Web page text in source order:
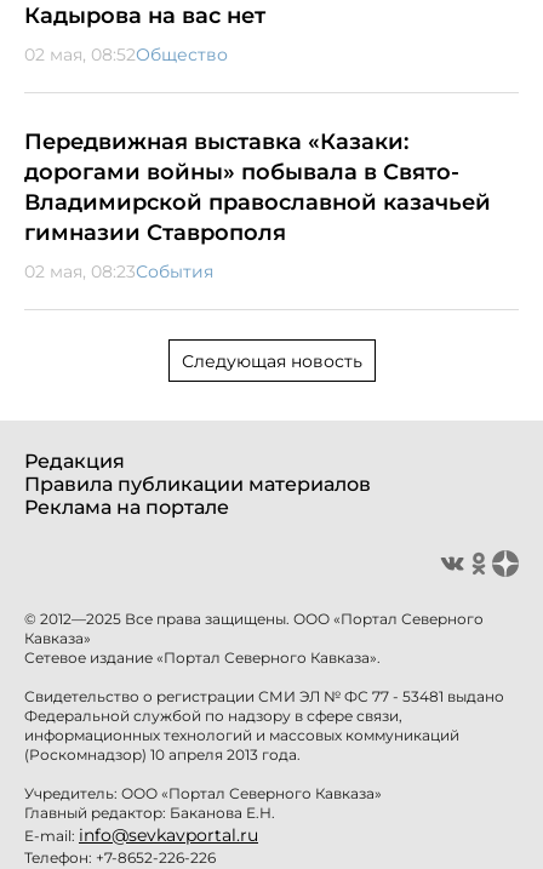
Кадырова на вас нет
02 мая, 08:52Общество
Передвижная выставка «Казаки:
дорогами войны» побывала в Свято-
Владимирской православной казачьей
гимназии Ставрополя
02 мая, 08:23События
Следующая новость
Редакция
Правила публикации материалов
Реклама на портале
© 2012—2025 Все права защищены. ООО «Портал Северного
Кавказа»
Сетевое издание «Портал Северного Кавказа».
Свидетельство о регистрации СМИ ЭЛ № ФС 77 - 53481 выдано
Федеральной службой по надзору в сфере связи,
информационных технологий и массовых коммуникаций
(Роскомнадзор) 10 апреля 2013 года.
Учредитель: ООО «Портал Северного Кавказа»
Главный редактор: Баканова Е.Н.
E-mail: info@sevkavportal.ru
Телефон: +7-8652-226-226